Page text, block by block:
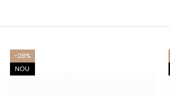
-28%
NOU